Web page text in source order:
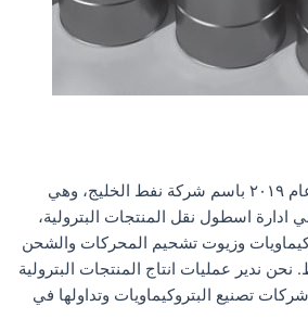
تأسست الشركة في بداية عام ٢٠١٩ باسم شركة نفط الخليج، وهي
ادارة اسطول نقل المنتجات البترولية،
وزيوت تشحيم المحركات والشحن
ندير عمليات انتاج المنتجات البترولية
تصنيع البتروكيماويات وتداولها في